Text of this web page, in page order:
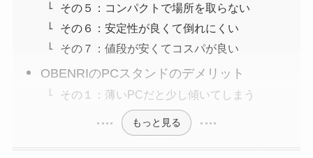
その５：コンパクトで場所を取らない
その６：安定性が良くて倒れにくい
その７：値段が安くてコスパが良い
OBENRIのPCスタンドのデメリット
その１：薄いPCだと少し傾いてしまう
もっと見る